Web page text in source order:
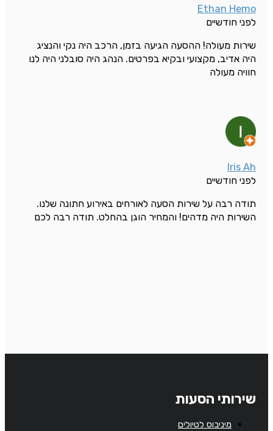
Ethan Hemo
לפני חודשיים
שירות מעולה! ההסעה הגיעה בזמן, הרכב היה נקי והנציג
היה אדיב, מקצועי ובקיא בפרטים. הנהג היה סובלני היה לנו
חוויה מעולה
Iris Ah
לפני חודשיים
תודה רבה על שירות הסעה לאורחים באירוע חתונה שלנו.
השירות היה מדהים! והמחיר הוגן בהחלט. תודה רבה לכם
שירותי הסעות
מיניבוס לטיולים